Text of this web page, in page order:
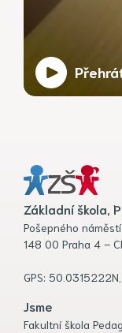
Základní škola,
Pošepného
148 00 Praha 4 –
GPS:
Jsme
Fakultní škola